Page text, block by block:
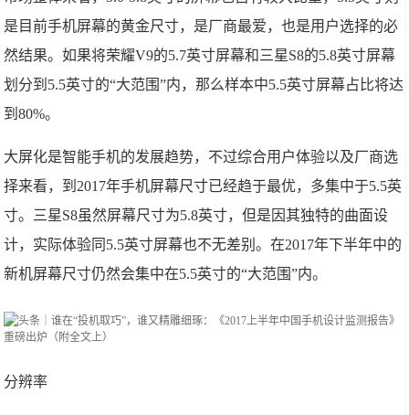
是目前手机屏幕的黄金尺寸，是厂商最爱，也是用户选择的必
然结果。如果将荣耀V9的5.7英寸屏幕和三星S8的5.8英寸屏幕
划分到5.5英寸的“大范围”内，那么样本中5.5英寸屏幕占比将达
到80%。
大屏化是智能手机的发展趋势，不过综合用户体验以及厂商选
择来看，到2017年手机屏幕尺寸已经趋于最优，多集中于5.5英
寸。三星S8虽然屏幕尺寸为5.8英寸，但是因其独特的曲面设
计，实际体验同5.5英寸屏幕也不无差别。在2017年下半年中的
新机屏幕尺寸仍然会集中在5.5英寸的“大范围”内。
分辨率